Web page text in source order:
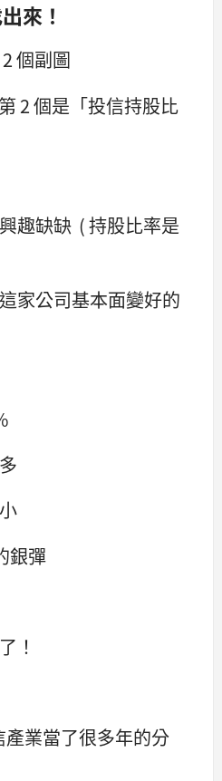
來！
個副圖
2 個是「投信持股比
趣缺缺 ( 持股比率是
家公司基本面變好的
銀彈
！
產業當了很多年的分